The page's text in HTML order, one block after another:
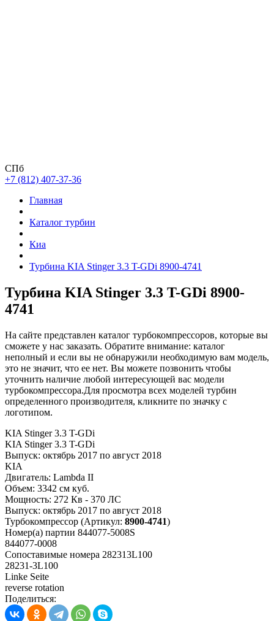
СПб
+7 (812) 407-37-36
Главная
Каталог турбин
Киа
Турбина KIA Stinger 3.3 T-GDi 8900-4741
Турбина KIA Stinger 3.3 T-GDi 8900-
4741
На сайте представлен каталог турбокомпрессоров, которые вы
сможете у нас заказать. Обратите внимание: каталог
неполный и если вы не обнаружили необходимую вам модель,
это не значит, что ее нет. Вы можете позвонить чтобы
уточнить наличие любой интересующей вас модели
турбокомпрессора.Для просмотра всех моделей турбин
определенного производителя, кликните по значку с
логотипом.
KIA Stinger 3.3 T-GDi
KIA Stinger 3.3 T-GDi
Выпуск: октябрь 2017 по август 2018
KIA
Двигатель: Lambda II
Объем: 3342 см куб.
Мощность: 272 Кв - 370 ЛС
Выпуск: октябрь 2017 по август 2018
Турбокомпрессор (Артикул: 8900-4741)
Номер(а) партии 844077-5008S
844077-0008
Сопоставимые номера 282313L100
28231-3L100
Linke Seite
reverse rotation
Поделиться: